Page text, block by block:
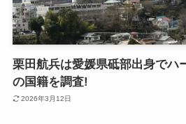
栗田航兵は愛媛県砥部出身でハ
の国籍を調査!
2026年3月12日